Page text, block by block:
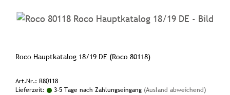
Roco Hauptkatalog 18/19 DE (Roco 80118)
Art.Nr.: R80118
Lieferzeit:
3-5 Tage nach Zahlungseingang (Ausland abweichend)